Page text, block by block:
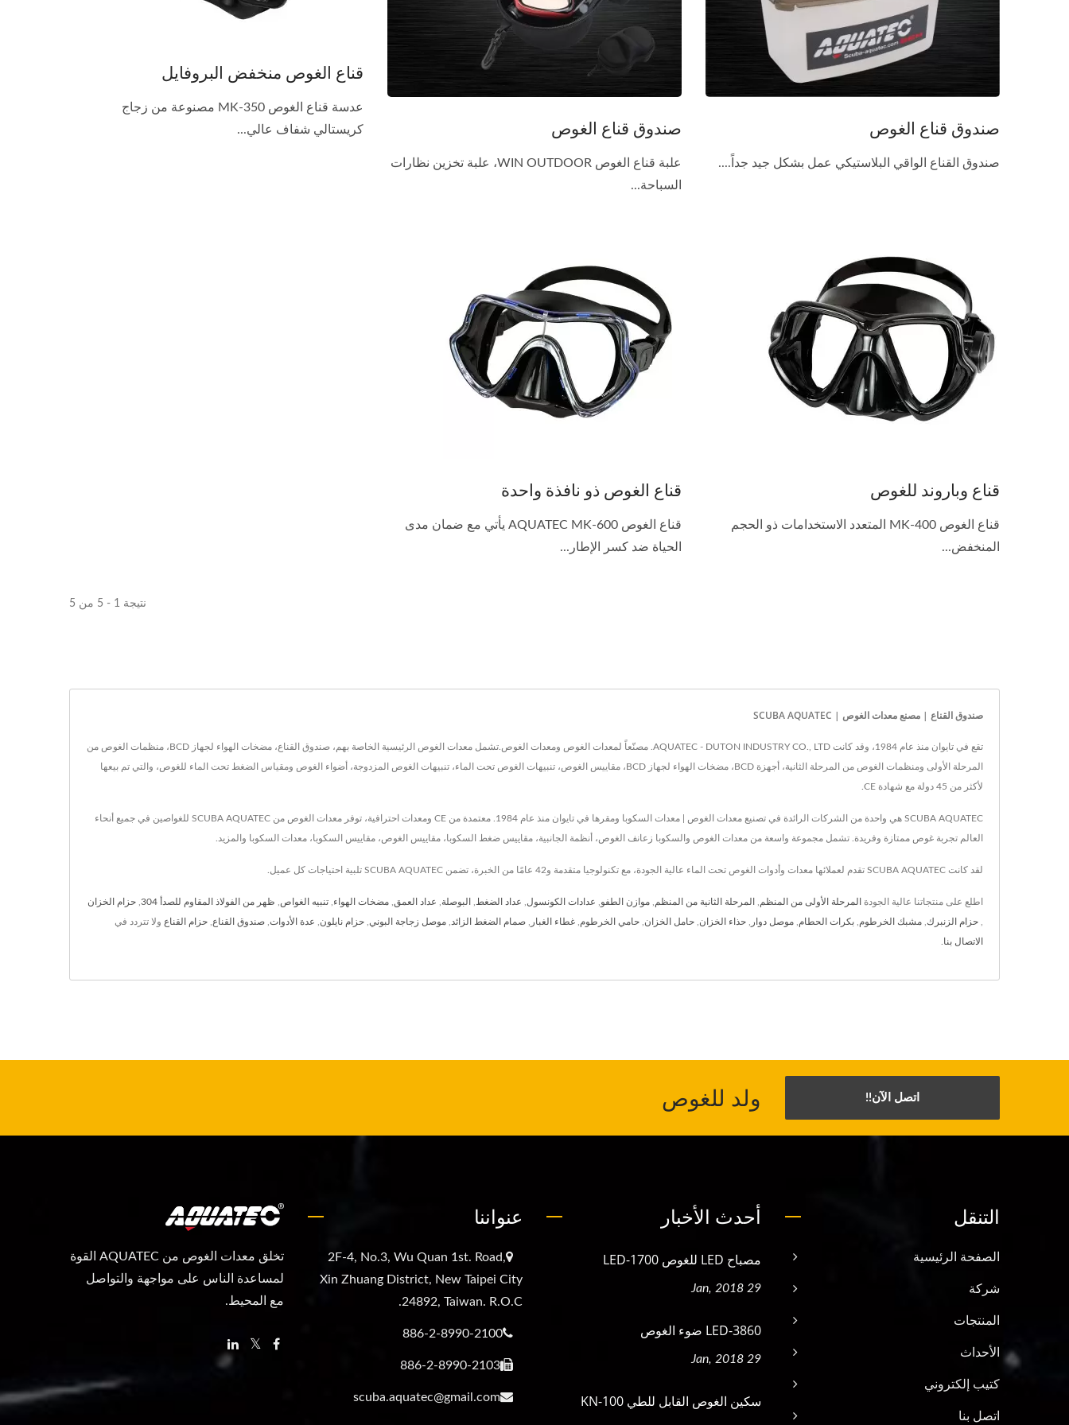
صندوق قناع الغوص
صندوق القناع الواقي البلاستيكي عمل بشكل جيد جداً....
صندوق قناع الغوص
علبة قناع الغوص WIN OUTDOOR، علبة تخزين نظارات
السباحة...
قناع الغوص منخفض البروفايل
عدسة قناع الغوص MK-350 مصنوعة من زجاج
كريستالي شفاف عالي...
قناع وباروند للغوص
قناع الغوص MK-400 المتعدد الاستخدامات ذو الحجم
المنخفض...
قناع الغوص ذو نافذة واحدة
قناع الغوص AQUATEC MK-600 يأتي مع ضمان مدى
الحياة ضد كسر الإطار...
نتيجة 1 - 5 من 5
صندوق القناع | مصنع معدات الغوص | SCUBA AQUATEC
تقع في تايوان منذ عام 1984، وقد كانت AQUATEC - DUTON INDUSTRY CO., LTD. مصنّعاً لمعدات الغوص ومعدات الغوص.تشمل معدات الغوص الرئيسية الخاصة بهم، صندوق القناع، مضخات الهواء لجهاز BCD، منظمات الغوص من
المرحلة الأولى ومنظمات الغوص من المرحلة الثانية، أجهزة BCD، مضخات الهواء لجهاز BCD، مقاييس الغوص، تنبيهات الغوص تحت الماء، تنبيهات الغوص المزدوجة، أضواء الغوص ومقياس الضغط تحت الماء للغوص، والتي تم بيعها
لأكثر من 45 دولة مع شهادة CE.
SCUBA AQUATEC هي واحدة من الشركات الرائدة في تصنيع معدات الغوص | معدات السكوبا ومقرها في تايوان منذ عام 1984. معتمدة من CE ومعدات احترافية، توفر معدات الغوص من SCUBA AQUATEC للغواصين في جميع أنحاء
العالم تجربة غوص ممتازة وفريدة. تشمل مجموعة واسعة من معدات الغوص والسكوبا زعانف الغوص، أنظمة الجانبية، مقاييس ضغط السكوبا، مقاييس الغوص، مقاييس السكوبا، معدات السكوبا والمزيد.
لقد كانت SCUBA AQUATEC تقدم لعملائها معدات وأدوات الغوص تحت الماء عالية الجودة، مع تكنولوجيا متقدمة و42 عامًا من الخبرة، تضمن SCUBA AQUATEC تلبية احتياجات كل عميل.
اطلع على منتجاتنا عالية الجودة المرحلة الأولى من المنظم المرحلة الثانية من المنظم موازن الطفو عدادات الكونسول عداد الضغط البوصلة عداد العمق مضخات الهواء تنبيه الغواص ظهر من الفولاذ المقاوم للصدأ 304 حزام الخزان
حزام الزنبرك مشبك الخرطوم بكرات الحطام موصل دوار حذاء الخزان حامل الخزان حامي الخرطوم غطاء الغبار صمام الضغط الزائد موصل زجاجة البوني حزام نايلون عدة الأدوات صندوق القناع حزام القناع ولا تتردد في
الاتصال بنا
ولد للغوص اتصل الآن!!
تخلق معدات الغوص من AQUATEC القوة
لمساعدة الناس على مواجهة والتواصل
مع المحيط.
عنواننا
2F-4, No.3, Wu Quan 1st. Road,
Xin Zhuang District, New Taipei City
24892, Taiwan. R.O.C.
886-2-8990-2100
886-2-8990-2103
scuba.aquatec@gmail.com
أحدث الأخبار
مصباح LED للغوص LED-1700
29 Jan, 2018
LED-3860 ضوء الغوص
29 Jan, 2018
سكين الغوص القابل للطي KN-100
التنقل
الصفحة الرئيسية
شركة
المنتجات
الأحداث
كتيب إلكتروني
اتصل بنا